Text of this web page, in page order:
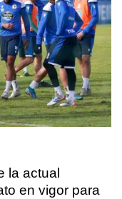
la actual
en vigor para